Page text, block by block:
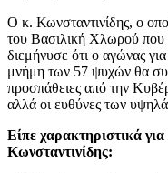
Ο κ. Κωνσταντινίδης, ο
του Βασιλική Χλωρού που
διεμήνυσε ότι ο αγώνας
μνήμη των 57 ψυχών θα
προσπάθειες από την
αλλά οι ευθύνες των
Είπε χαρακτηριστικά
Κωνσταντινίδης: